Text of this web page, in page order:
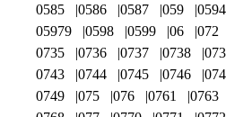
0585
0586 0587 059 0594
05979
0598 0599 06 072
0735
0736 0737 0738
0743
0744 0745 0746
0749
075 076 0761 0763